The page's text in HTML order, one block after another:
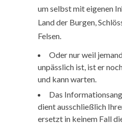
um selbst mit eigenen
Land der Burgen,
Felsen.
Oder nur weil
unpässlich ist, ist er
und kann warten.
Das
dient ausschließlich
ersetzt in keinem Fall